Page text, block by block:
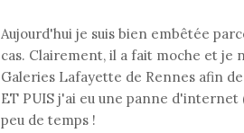
Aujourd'hui je suis bien embêtée
cas. Clairement, il a fait moche et je
Galeries Lafayette de Rennes afin
ET PUIS j'ai eu une panne
peu de temps !